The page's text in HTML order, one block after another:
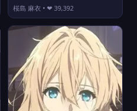
桜島 麻衣 • ❤ 39,392